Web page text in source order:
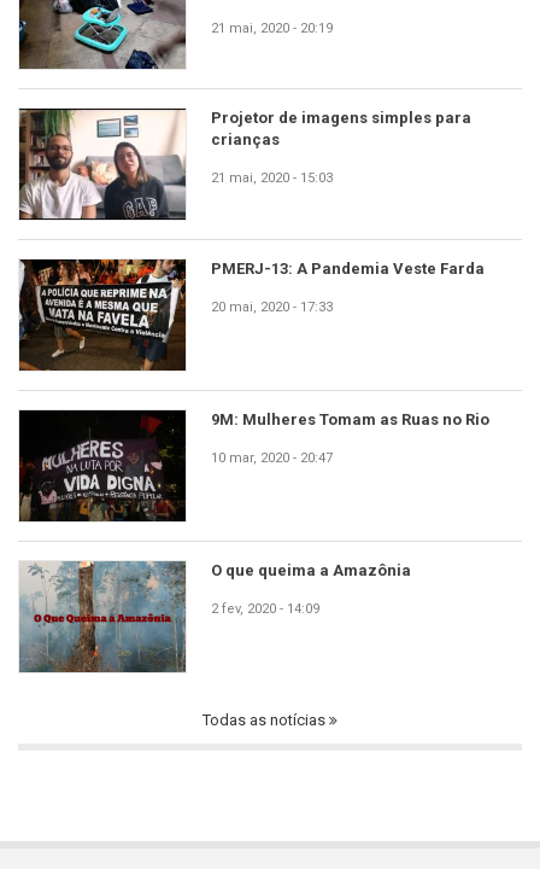
21 mai, 2020 - 20:19
Projetor de imagens simples para
crianças
21 mai, 2020 - 15:03
PMERJ-13: A Pandemia Veste Farda
20 mai, 2020 - 17:33
9M: Mulheres Tomam as Ruas no Rio
10 mar, 2020 - 20:47
O que queima a Amazônia
2 fev, 2020 - 14:09
Todas as notícias